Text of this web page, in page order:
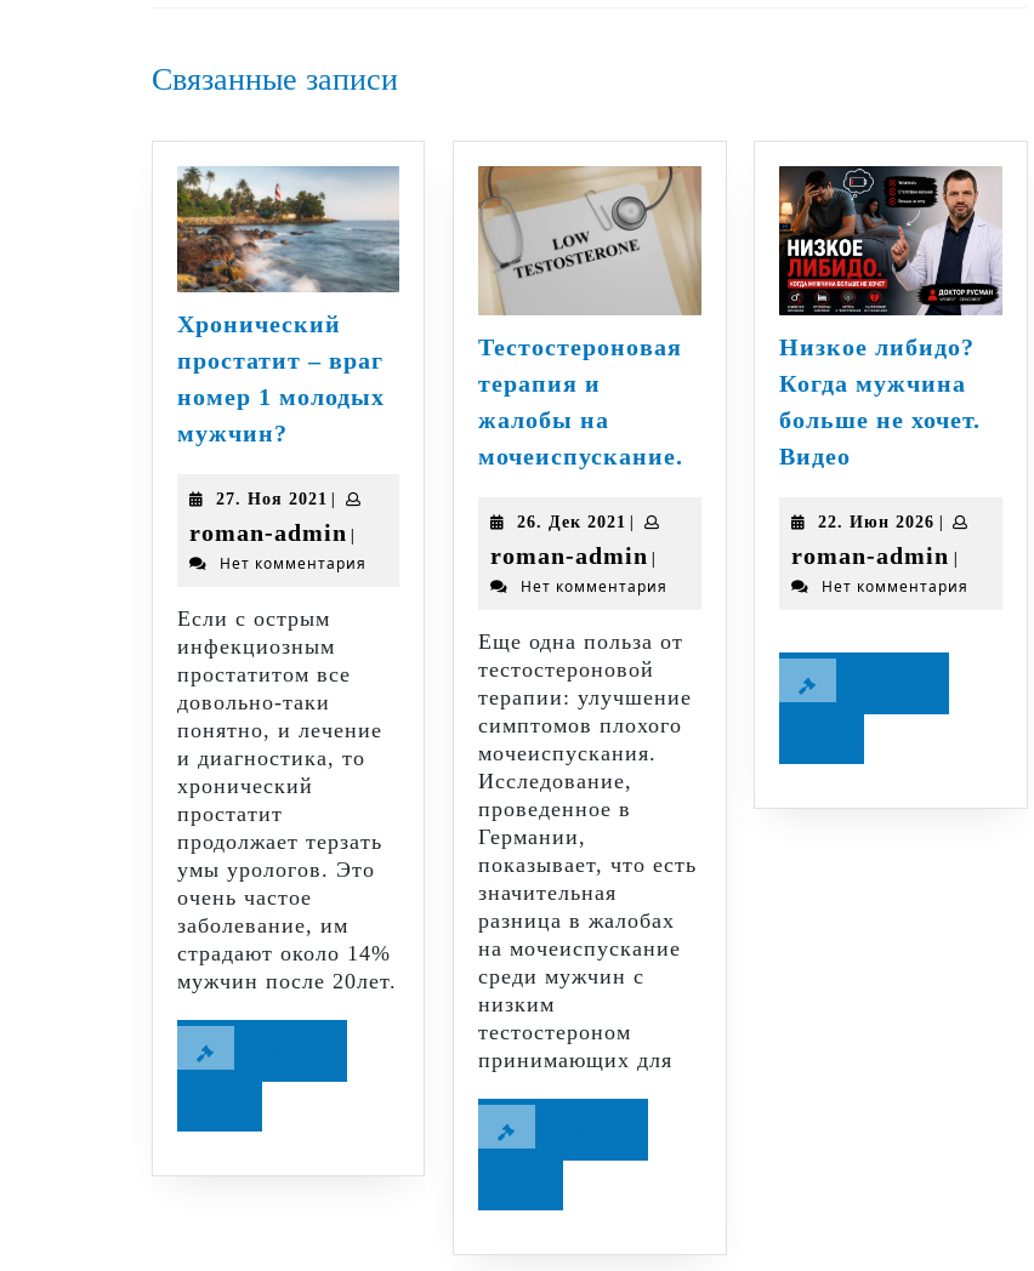
Связанные записи
Хронический
простатит – враг
номер 1 молодых
мужчин?
враг
номер
1
мужчин?
27. Ноя 2021 27.
Ноя
2021
|
roman-admin roman-
admin
|
Нет комментария
Если с острым
инфекциозным
простатитом все
довольно-таки
понятно, и лечение
и диагностика, то
хронический
простатит
продолжает терзать
умы урологов. Это
очень частое
заболевание, им
страдают около 14%
мужчин после 20лет.
далее
Тестостероновая
терапия и
жалобы на
мочеиспускание. Тестостероновая
мочеиспускание.
26. Дек 2021 26.
Дек
|
roman-admin roman-
admin
|
Нет комментария
Еще одна польза от
тестостероновой
терапии: улучшение
симптомов плохого
мочеиспускания.
Исследование,
проведенное в
Германии,
показывает, что есть
значительная
разница в жалобах
на мочеиспускание
среди мужчин с
низким
тестостероном
принимающих для
далее
Низкое либидо?
Когда мужчина
больше не хочет.
Видео
мужчина
больше
не
Видео
22. Июн 2026 22.
|
roman-admin roman-
admin
|
Нет комментария
далее